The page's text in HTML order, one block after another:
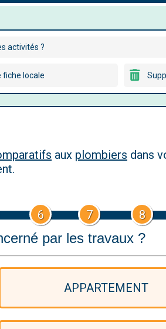
activités ?
fiche locale
aux plombiers dans
6 7 8
par les travaux ?
APPARTEMENT